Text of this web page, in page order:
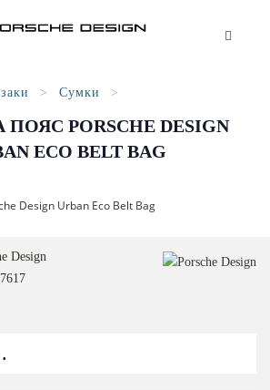
Сумки
PORSCHE DESIGN
ECO BELT BAG
Design